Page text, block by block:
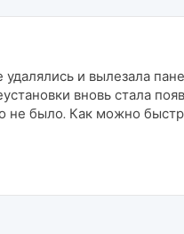
и вылезала
вновь стала
не было. Как можно